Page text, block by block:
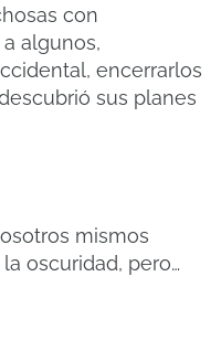
con
algunos,
encerrarlos
sus planes
mismos
oscuridad, pero…